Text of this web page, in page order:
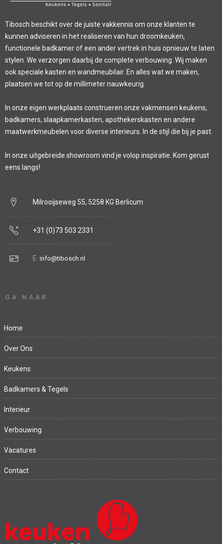
Tibosch beschikt over de juiste vakkennis om onze klanten te
kunnen adviseren in het realiseren van hun droomkeuken,
functionele badkamer of een ander vertrek in huis opnieuw te laten
stylen. We verzorgen daarbij de complete verbouwing. Wij maken
ook speciale kasten en wandmeubilair. En alles wat we maken,
plaatsen we tot op de millimeter nauwkeurig.
In onze eigen werkplaats construeren onze vakmensen keukens,
badkamers, slaapkamerkasten, apothekerskasten en andere
maatwerkmeubelen voor diverse interieurs. In de stijl die bij je past.
In onze uitgebreide showroom vind je volop inspiratie. Kom gerust
eens langs!
Milrooijseweg 55, 5258 KG Berlicum
+31 (0)73 503 2331
E. info@tibosch.nl
GA NAAR
Home
Over Ons
Keukens
Badkamers & Tegels
Interieur
Verbouwing
Vacatures
Contact